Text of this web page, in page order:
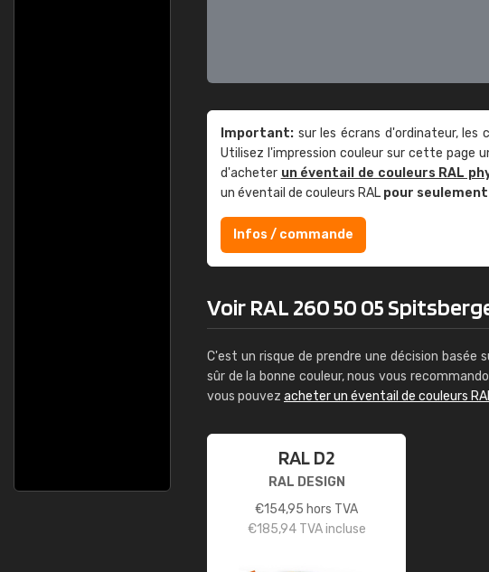
Important: sur les écrans d'ordinateur, les
Utilisez l'impression couleur sur cette page
d'acheter un éventail de couleurs RAL
un éventail de couleurs RAL pour
Infos / commande
Voir RAL 260 50 05
C'est un risque de prendre une décision basée
sûr de la bonne couleur, nous vous
vous pouvez acheter un éventail de couleurs
RAL D2
RAL DESIGN
€154,95 hors TVA
€185,94TVA incluse